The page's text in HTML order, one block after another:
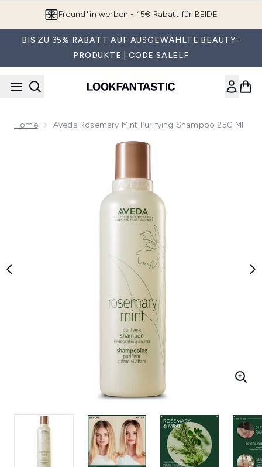
Freund*in werben - 15€ Rabatt für BEIDE
BIS ZU 35% RABATT AUF AUSGEWÄHLTE BEAUTY-
PRODUKTE | CODE SALELF
Home Aveda Rosemary Mint Purifying Shampoo 250 Ml
Now showing image 1 Aveda Rosemary Mint Purifying